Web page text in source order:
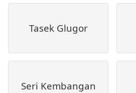
Tasek Glugor
Seri Kembangan